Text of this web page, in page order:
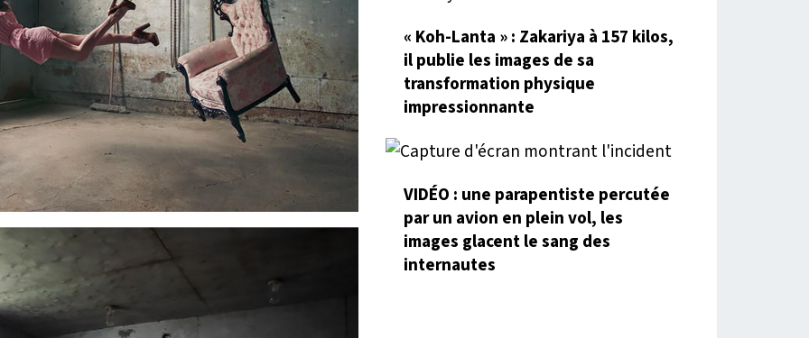
« Koh-Lanta » : Zakariya à 157 kilos,
il publie les images de sa
transformation physique
impressionnante
VIDÉO : une parapentiste percutée
par un avion en plein vol, les
images glacent le sang des
internautes